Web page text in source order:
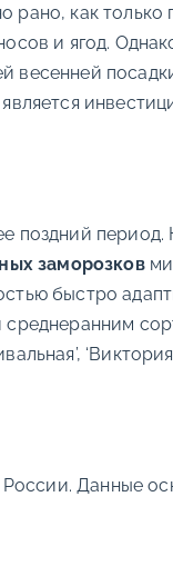
как только
и ягод.
весенней
поздний
заморозков
быстро
России. Данные